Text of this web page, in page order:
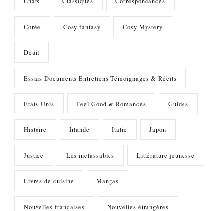
Corée Cosy fantasy Cosy Mystery
Deuil
Essais Documents Entretiens Témoignages & Récits
Etats-Unis Feel Good & Romances Guides
Histoire Irlande Italie Japon
Justice Les inclassables Littérature jeunesse
Livres de cuisine Mangas
Nouvelles françaises Nouvelles étrangères